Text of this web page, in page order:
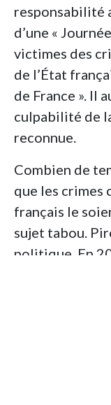
responsabilité
d’une «
victimes des
de l’État
de France ». Il
culpabilité de
reconnue.
Combien de
que les crimes
français le
sujet tabou.
politique. En